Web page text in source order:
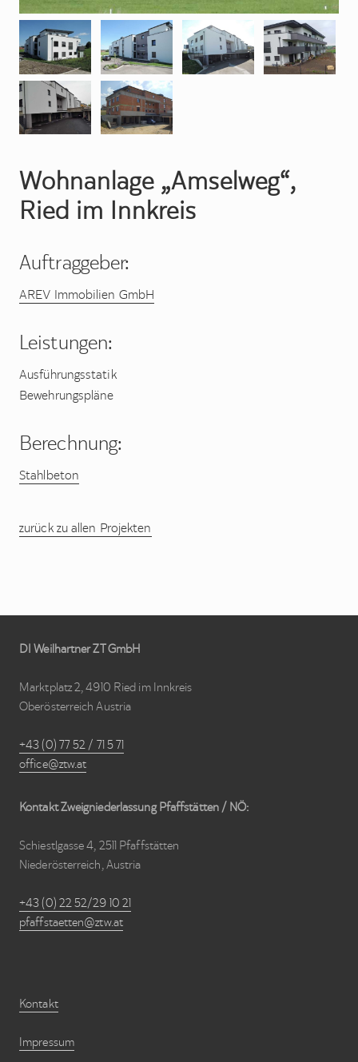
Wohnanlage „Amselweg“,
Ried im Innkreis
Auftraggeber:
AREV Immobilien GmbH
Leistungen:
Ausführungsstatik
Bewehrungspläne
Berechnung:
Stahlbeton
zurück zu allen Projekten
Site
DI Weilhartner ZT GmbH
Marktplatz 2, 4910 Ried im Innkreis
Oberösterreich Austria
+43 (0) 77 52 / 71 5 71
office@ztw.at
Kontakt Zweigniederlassung Pfaffstätten / NÖ:
Schiestlgasse 4, 2511 Pfaffstätten
Niederösterreich, Austria
+43 (0) 22 52/29 10 21
pfaffstaetten@ztw.at
Kontakt
Impressum